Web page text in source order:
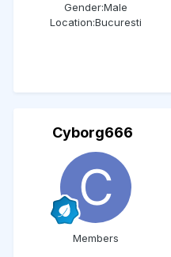
Gender:Male
Location:Bucuresti
Cyborg666
Members